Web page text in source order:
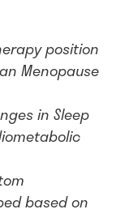
position
Menopause
in Sleep
based on